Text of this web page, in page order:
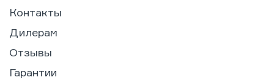
Контакты
Дилерам
Отзывы
Гарантии